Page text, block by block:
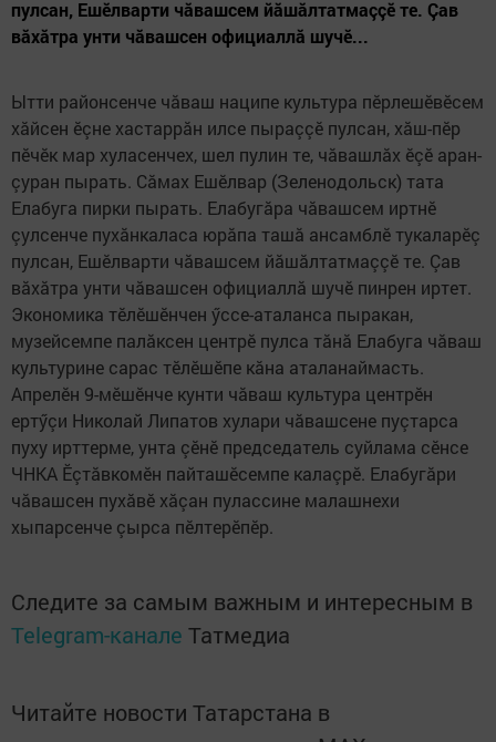
пулсан, Ешӗлварти чăвашсем йăшăлтатмаççӗ те. Çав
вăхăтра унти чăвашсен официаллă шучӗ...
Ытти районсенче чăваш наципе культура пӗрлешӗвӗсем
хăйсен ӗçне хастаррăн илсе пыраççӗ пулсан, хăш-пӗр
пӗчӗк мар хуласенчех, шел пулин те, чăвашлăх ӗçӗ аран-
çуран пырать. Сăмах Ешӗлвар (Зеленодольск) тата
Елабуга пирки пырать. Елабугăра чăвашсем иртнӗ
çулсенче пухăнкаласа юрăпа ташă ансамблӗ тукаларӗç
пулсан, Ешӗлварти чăвашсем йăшăлтатмаççӗ те. Çав
вăхăтра унти чăвашсен официаллă шучӗ пинрен иртет.
Экономика тӗлӗшӗнчен ӳссе-аталанса пыракан,
музейсемпе палăксен центрӗ пулса тăнă Елабуга чăваш
культурине сарас тӗлӗшӗпе кăна аталанаймасть.
Апрелӗн 9-мӗшӗнче кунти чăваш культура центрӗн
ертӳçи Николай Липатов хулари чăвашсене пуçтарса
пуху ирттерме, унта çӗнӗ председатель суйлама сӗнсе
ЧНКА Ӗçтăвкомӗн пайташӗсемпе калаçрӗ. Елабугăри
чăвашсен пухăвӗ хăçан пулассине малашнехи
хыпарсенче çырса пӗлтерӗпӗр.
Следите за самым важным и интересным в
Telegram-канале Татмедиа
Читайте новости Татарстана в